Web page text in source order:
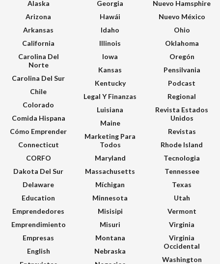
Alaska
Arizona
Arkansas
California
Carolina Del
Norte
Carolina Del Sur
Chile
Colorado
Comida Hispana
Cómo Emprender
Connecticut
CORFO
Dakota Del Sur
Delaware
Education
Emprendedores
Emprendimiento
Empresas
English
Georgia
Hawái
Idaho
Illinois
Iowa
Kansas
Kentucky
Legal Y Finanzas
Luisiana
Maine
Marketing Para
Todos
Maryland
Massachusetts
Míchigan
Minnesota
Misisipi
Misuri
Montana
Nebraska
Nuevo Hamsphire
Nuevo México
Ohio
Oklahoma
Oregón
Pensilvania
Podcast
Regional
Revista Estados
Unidos
Revistas
Rhode Island
Tecnologia
Tennessee
Texas
Utah
Vermont
Virginia
Virginia
Occidental
Washington